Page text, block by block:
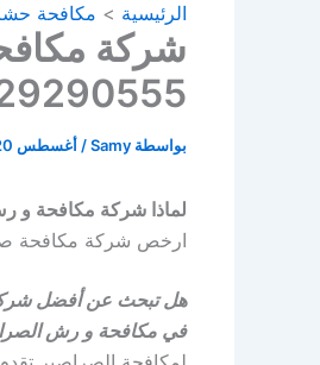
الرئيسية مكافحة
شركة
01029290555
بواسطة Samy
/ أغسطس 20, 2024
لماذا شركة مكافحة و
ارخص شركة مكافحة
هل تبحث عن أفضل
في مكافحة و رش